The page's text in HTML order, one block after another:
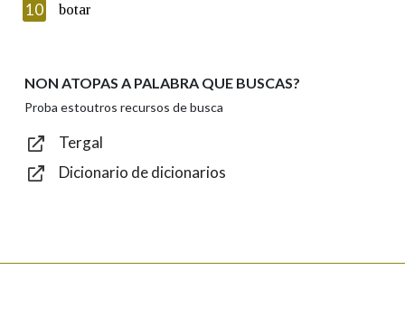
Introduce o código que aparece na imaxe:
Texto de verificación
10 botar
NON ATOPAS A PALABRA QUE BUSCAS?
Proba estoutros recursos de busca
Tergal
Dicionario de dicionarios